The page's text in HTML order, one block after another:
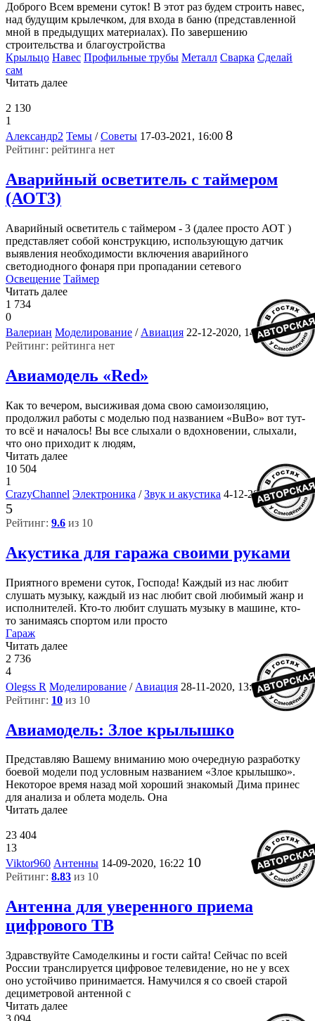
Доброго Всем времени суток! В этот раз будем строить навес,
над будущим крылечком, для входа в баню (представленной
мной в предыдущих материалах). По завершению
строительства и благоустройства
Крыльцо Навес Профильные трубы Металл Сварка Сделай
сам
Читать далее
2 130
1
Александр2 Темы /Советы 17-03-2021, 16:00 8
Рейтинг: рейтинга нет
Аварийный осветитель с таймером
(АОТ3)
Аварийный осветитель с таймером - 3 (далее просто АОТ )
представляет собой конструкцию, использующую датчик
выявления необходимости включения аварийного
светодиодного фонаря при пропадании сетевого
Освещение Таймер
Читать далее
1 734
0
Валериан Моделирование / Авиация 22-12-2020, 14:07 1
Рейтинг: рейтинга нет
Авиамодель «Red»
Как то вечером, высиживая дома свою самоизоляцию,
продолжил работы с моделью под названием «BuBo» вот тут-
то всё и началось! Вы все слыхали о вдохновении, слыхали,
что оно приходит к людям,
Читать далее
10 504
1
CrazyChannel Электроника /Звук и акустика 4-12-2020, 13:01
5
Рейтинг: 9.6 из 10
Акустика для гаража своими руками
Приятного времени суток, Господа! Каждый из нас любит
слушать музыку, каждый из нас любит свой любимый жанр и
исполнителей. Кто-то любит слушать музыку в машине, кто-
то занимаясь спортом или просто
Гараж
Читать далее
2 736
4
Olegss R Моделирование / Авиация 28-11-2020, 13:33 44
Рейтинг: 10 из 10
Авиамодель: Злое крылышко
Представляю Вашему вниманию мою очередную разработку
боевой модели под условным названием «Злое крылышко».
Некоторое время назад мой хороший знакомый Дима принес
для анализа и облета модель. Она
Читать далее
23 404
13
Viktor960 Антенны 14-09-2020, 16:22 10
Рейтинг: 8.83 из 10
Антенна для уверенного приема
цифрового ТВ
Здравствуйте Самоделкины и гости сайта! Сейчас по всей
России транслируется цифровое телевидение, но не у всех
оно устойчиво принимается. Намучился я со своей старой
дециметровой антенной с
Читать далее